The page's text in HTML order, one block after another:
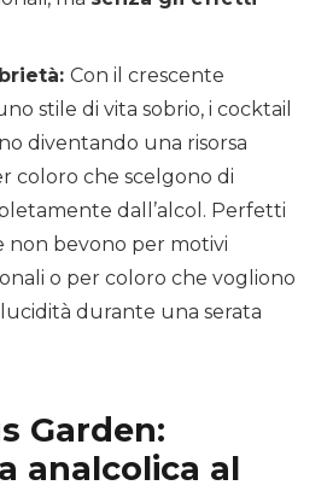
Con il crescente
stile di vita sobrio, i cocktail
diventando una risorsa
coloro che scelgono di
dall’alcol. Perfetti
non bevono per motivi
o per coloro che vogliono
durante una serata
Garden:
analcolica al